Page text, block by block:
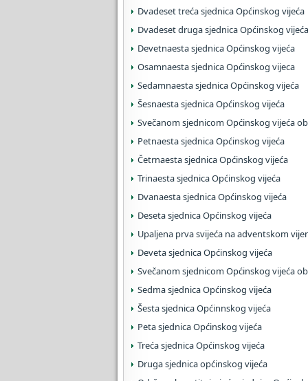
Dvadeset treća sjednica Općinskog vijeća
Dvadeset druga sjednica Općinskog vijeća
Devetnaesta sjednica Općinskog vijeća
Osamnaesta sjednica Općinskog vijeca
Sedamnaesta sjednica Općinskog vijeća
Šesnaesta sjednica Općinskog vijeća
Svečanom sjednicom Općinskog vijeća
Petnaesta sjednica Općinskog vijeća
Četrnaesta sjednica Općinskog vijeća
Trinaesta sjednica Općinskog vijeća
Dvanaesta sjednica Općinskog vijeća
Deseta sjednica Općinskog vijeća
Upaljena prva svijeća na adventskom
Deveta sjednica Općinskog vijeća
Svečanom sjednicom Općinskog vijeća
Sedma sjednica Općinskog vijeća
Šesta sjednica Općinnskog vijeća
Peta sjednica Općinskog vijeća
Treća sjednica Općinskog vijeća
Druga sjednica općinskog vijeća